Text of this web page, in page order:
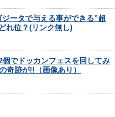
ータで与える事ができる”超
れ位？(リンク無し)
でドッカンフェスを回してみ
奇跡が!!（画像あり）